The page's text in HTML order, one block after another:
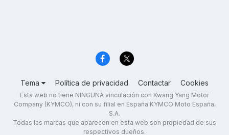
Tema Política de privacidad Contactar Cookies
Esta web no tiene NINGUNA vinculación con Kwang Yang Motor
Company (KYMCO), ni con su filial en España KYMCO Moto España,
S.A.
Todas las marcas que aparecen en esta web son propiedad de sus
respectivos dueños.